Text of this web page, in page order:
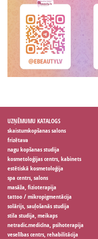
UZŅĒMUMU KATALOGS
skaistumkopšanas salons
frizētava
nagu kopšanas studija
kosmetoloģijas centrs, kabinets
estētiskā kosmetoloģija
spa centrs, salons
masāža, fizioterapija
tattoo / mikropigmentācija
solārijs, sauļošanās studija
stila studija, meikaps
netradic.medicīna, psihoterapija
veselības centrs, rehabilitācija